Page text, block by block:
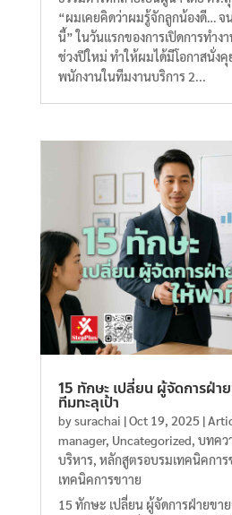
“ผมเคยคิดว่าผมรู้จักลูกน้องดี… จ
นี้” ในวันแรกของการเปิดการทำง
ช่วงปีใหม่ ทำให้ผมได้มีโอกาสนั่ง
พนักงานในทีมงานบริการ 2...
15 ทักษะ เปลี่ยน ผู้จัดการฝ่า
ทีมทะลุเป้า
bysurachai |Oct 19, 2025|
manager, Uncategorized, บทคว
บริหาร, หลักสูตรอบรมเทคนิคการ
เทคนิคการขาาย
15 ทักษะ เปลี่ยน ผู้จัดการฝ่ายขา